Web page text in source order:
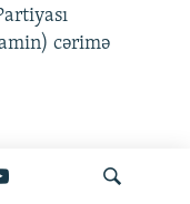
cərimə